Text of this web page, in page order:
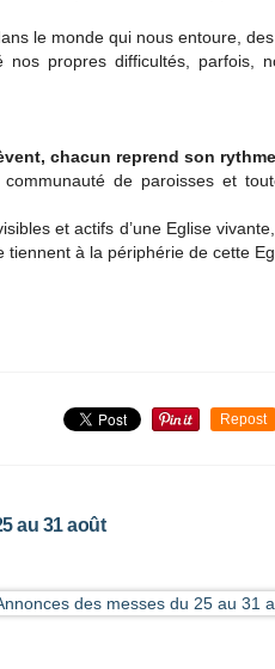
le monde qui nous entoure,
nos propres difficultés, parfois,
chacun reprend son
communauté de paroisses et
et actifs d’une Eglise
tiennent à la périphérie de cette
Repost
au 31 août